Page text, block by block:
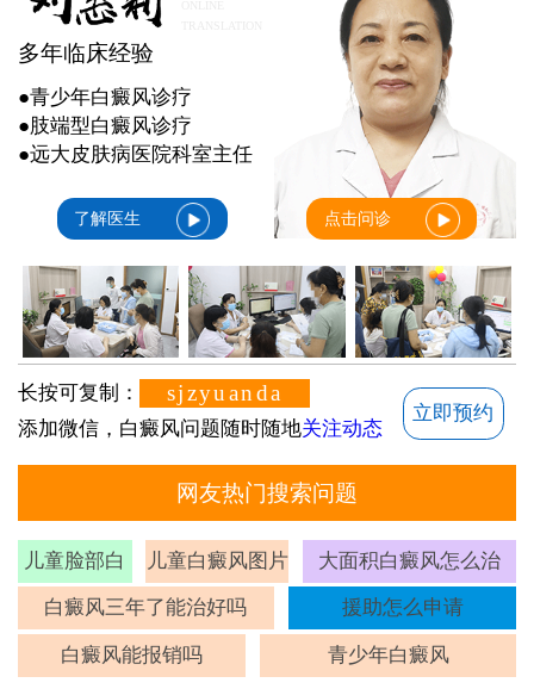
多年临床经验
●青少年白癜风诊疗
●肢端型白癜风诊疗
●远大皮肤病医院科室主任
了解医生 点击问诊
长按可复制： sjzyuanda
添加微信，白癜风问题随时随地关注动态
立即预约
网友热门搜索问题
儿童脸部白
斑
儿童白癜风图片 大面积白癜风怎么治
白癜风三年了能治好吗 援助怎么申请
白癜风能报销吗 青少年白癜风